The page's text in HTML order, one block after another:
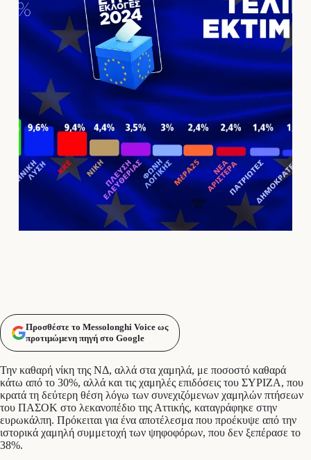
Προσθέστε το Messolonghi Voice ως
προτιμώμενη πηγή στο Google
Την καθαρή νίκη της ΝΔ, αλλά στα χαμηλά, με ποσοστό καθαρά
κάτω από το 30%, αλλά και τις χαμηλές επιδόσεις του ΣΥΡΙΖΑ, που
κρατά τη δεύτερη θέση λόγω των συνεχιζόμενων χαμηλών πτήσεων
του ΠΑΣΟΚ στο λεκανοπέδιο της Αττικής, καταγράφηκε στην
ευρωκάλπη. Πρόκειται για ένα αποτέλεσμα που προέκυψε από την
ιστορικά χαμηλή συμμετοχή των ψηφοφόρων, που δεν ξεπέρασε το
38%.